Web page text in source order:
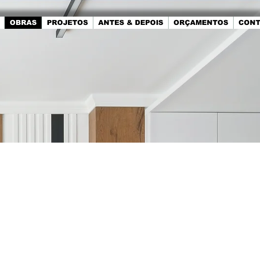
OBRAS PROJETOS ANTES & DEPOIS ORÇAMENTOS